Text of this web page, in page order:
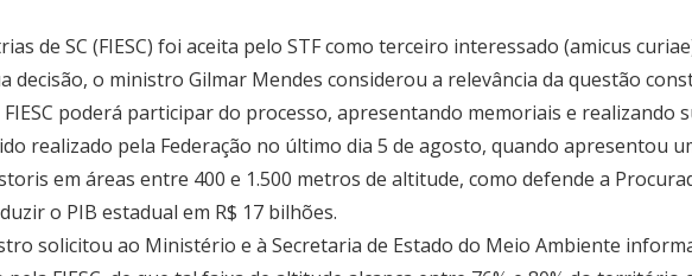
de SC (FIESC) foi aceita pelo STF como terceiro interessado (amicus
decisão, o ministro Gilmar Mendes considerou a relevância da questão
poderá participar do processo, apresentando memoriais e realizando
realizado pela Federação no último dia 5 de agosto, quando apresentou
em áreas entre 400 e 1.500 metros de altitude, como defende a
o PIB estadual em R$ 17 bilhões.
solicitou ao Ministério e à Secretaria de Estado do Meio Ambiente